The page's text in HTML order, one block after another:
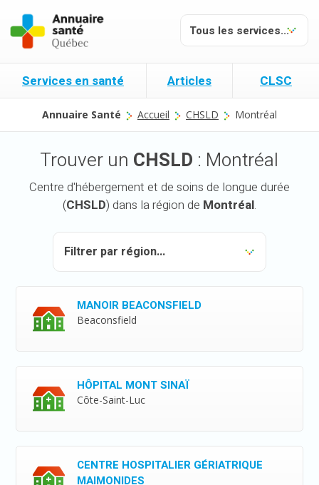
Services en santé Articles CLSC
Annuaire Santé Accueil CHSLD Montréal
Trouver un CHSLD : Montréal
Centre d'hébergement et de soins de longue durée
(CHSLD) dans la région de Montréal.
MANOIR BEACONSFIELD
Beaconsfield
HÔPITAL MONT SINAÏ
Côte-Saint-Luc
CENTRE HOSPITALIER GÉRIATRIQUE
MAIMONIDES